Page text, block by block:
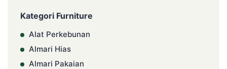
Kategori Furniture
Alat Perkebunan
Almari Hias
Almari Pakaian